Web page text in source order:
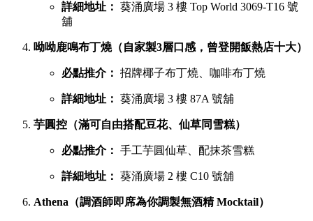
詳細地址： 葵涌廣場 3 樓 Top World 3069-T16 號
舖
呦呦鹿鳴布丁燒（自家製3層口感，曾登開飯熱店十大）
必點推介： 招牌椰子布丁燒、咖啡布丁燒
詳細地址： 葵涌廣場 3 樓 87A 號舖
芋圓控（滿可自由搭配豆花、仙草同雪糕）
必點推介： 手工芋圓仙草、配抹茶雪糕
詳細地址： 葵涌廣場 2 樓 C10 號舖
Athena（調酒師即席為你調製無酒精 Mocktail）